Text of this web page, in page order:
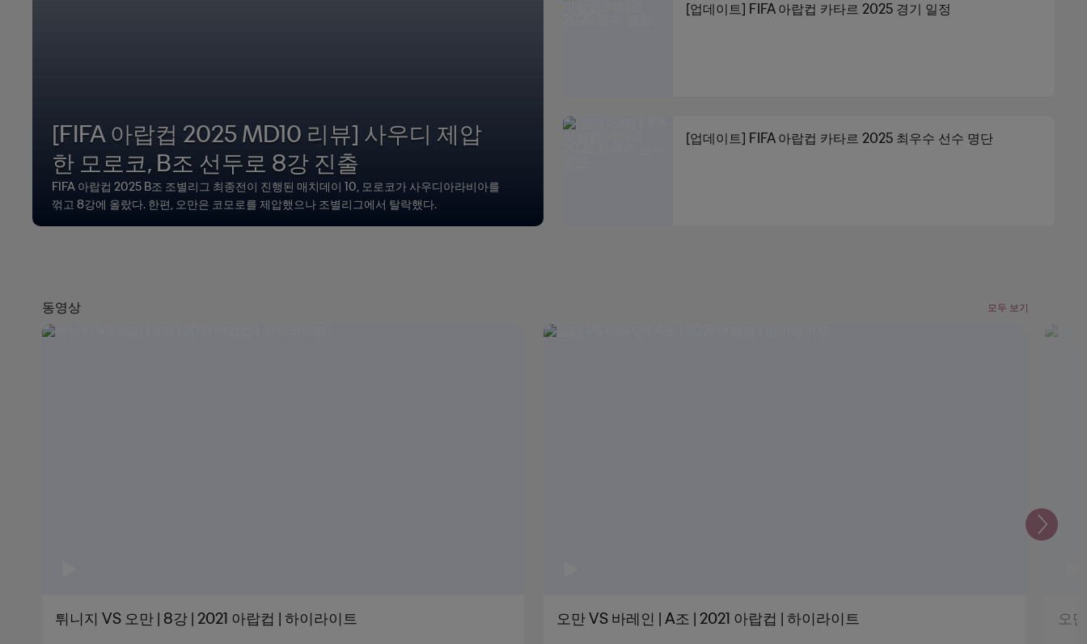
[FIFA 아랍컵 2025 MD10 리뷰] 사우디 제압
한 모로코, B조 선두로 8강 진출
FIFA 아랍컵 2025 B조 조별리그 최종전이 진행된 매치데이 10, 모로코가 사우디아라비아를
꺾고 8강에 올랐다. 한편, 오만은 코모로를 제압했으나 조별리그에서 탈락했다.
[업데이트] FIFA 아랍컵 카타르 2025 경기 일정
[업데이트] FIFA 아랍컵 카타르 2025 최우수 선수 명단
동영상 모두 보기
튀니지 VS 오만 | 8강 | 2021 아랍컵 | 하이라이트 오만 VS 바레인 | A조 | 2021 아랍컵 | 하이라이트 오
다
음